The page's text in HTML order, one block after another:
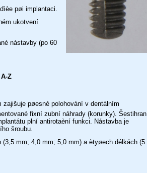
pøi implantaci.
ukotvení
nástavby (po 60
Z
pøesné polohování v dentálním
fixní zubní náhrady (korunky). Šestihran
plní antirotaèní funkci. Nástavba je
šroubu.
mm; 4,0 mm; 5,0 mm) a ètyøech délkách (5